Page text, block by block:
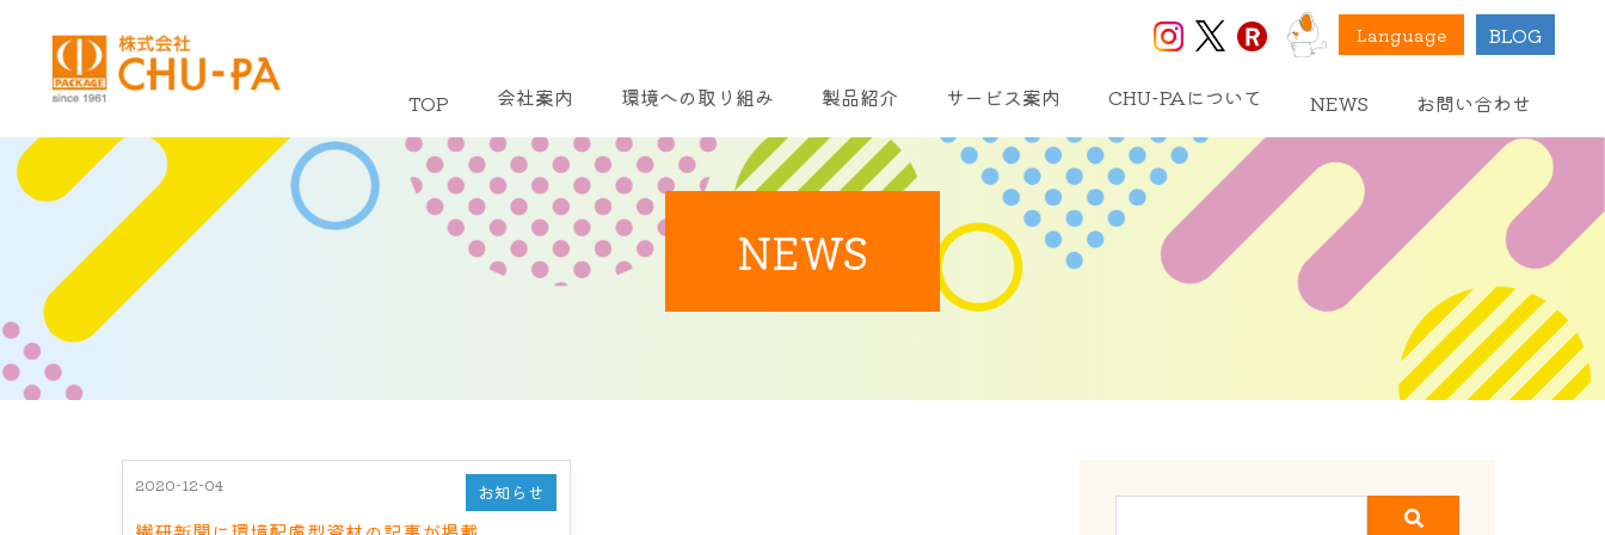
Language BLOG
TOP 会社案内 環境への取り組み 製品紹介 サービス案内 CHU-PAについて NEWS お問い合わせ
NEWS
2020-12-04 お知らせ